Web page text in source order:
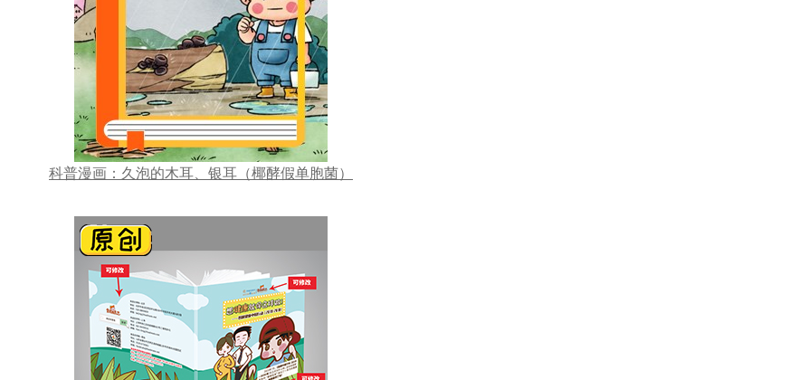
科普漫画：久泡的木耳、银耳（椰酵假单胞菌）